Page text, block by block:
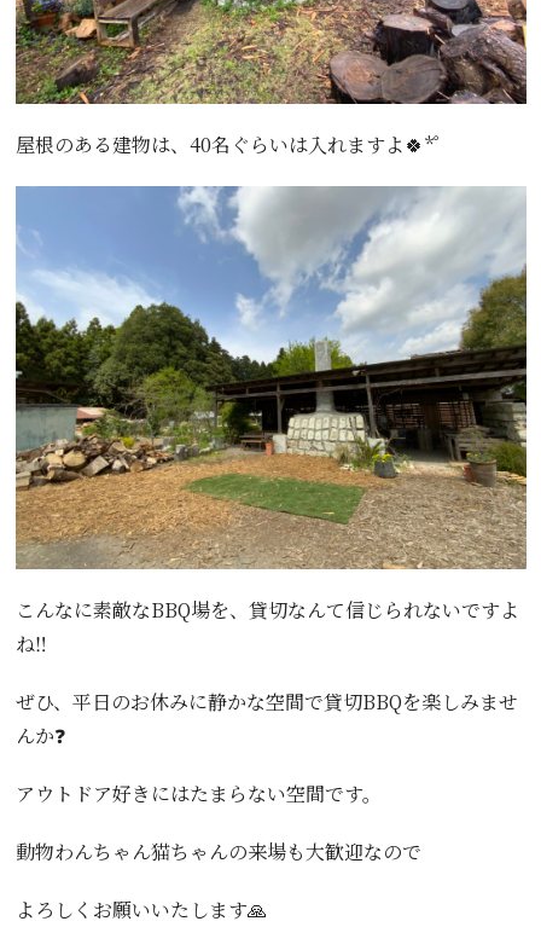
屋根のある建物は、40名ぐらいは入れますよ🍀*゜
こんなに素敵なBBQ場を、貸切なんて信じられないですよ
ね‼️
ぜひ、平日のお休みに静かな空間で貸切BBQを楽しみませ
んか❓
アウトドア好きにはたまらない空間です。
動物わんちゃん猫ちゃんの来場も大歓迎なので
よろしくお願いいたします🙏